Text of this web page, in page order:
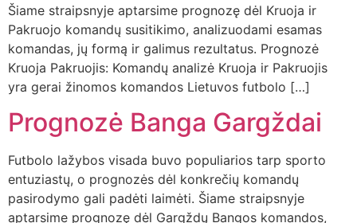
Šiame straipsnyje aptarsime prognozę dėl Kruoja ir
Pakruojo komandų susitikimo, analizuodami esamas
komandas, jų formą ir galimus rezultatus. Prognozė
Kruoja Pakruojis: Komandų analizė Kruoja ir Pakruojis
yra gerai žinomos komandos Lietuvos futbolo […]
Prognozė Banga Gargždai
Futbolo lažybos visada buvo populiarios tarp sporto
entuziastų, o prognozės dėl konkrečių komandų
pasirodymo gali padėti laimėti. Šiame straipsnyje
aptarsime prognozę dėl Gargždų Bangos komandos,